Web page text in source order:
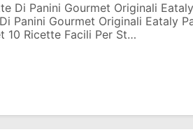
Di Panini Gourmet Originali
Panini Gourmet Originali Eataly
10 Ricette Facili Per St…